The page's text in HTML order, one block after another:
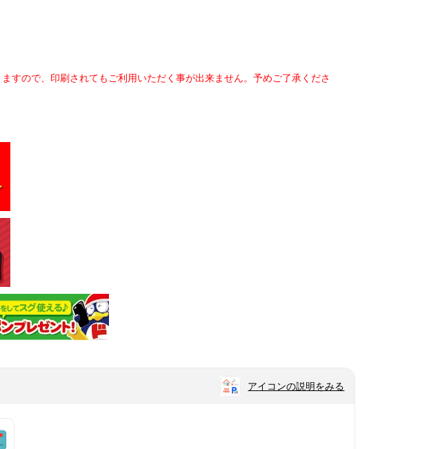
すので、印刷されてもご利用いただく事が出来ません。予めご了承くださ
アイコンの説明をみる